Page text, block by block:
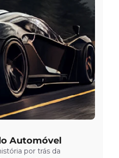
Automóvel
por trás da